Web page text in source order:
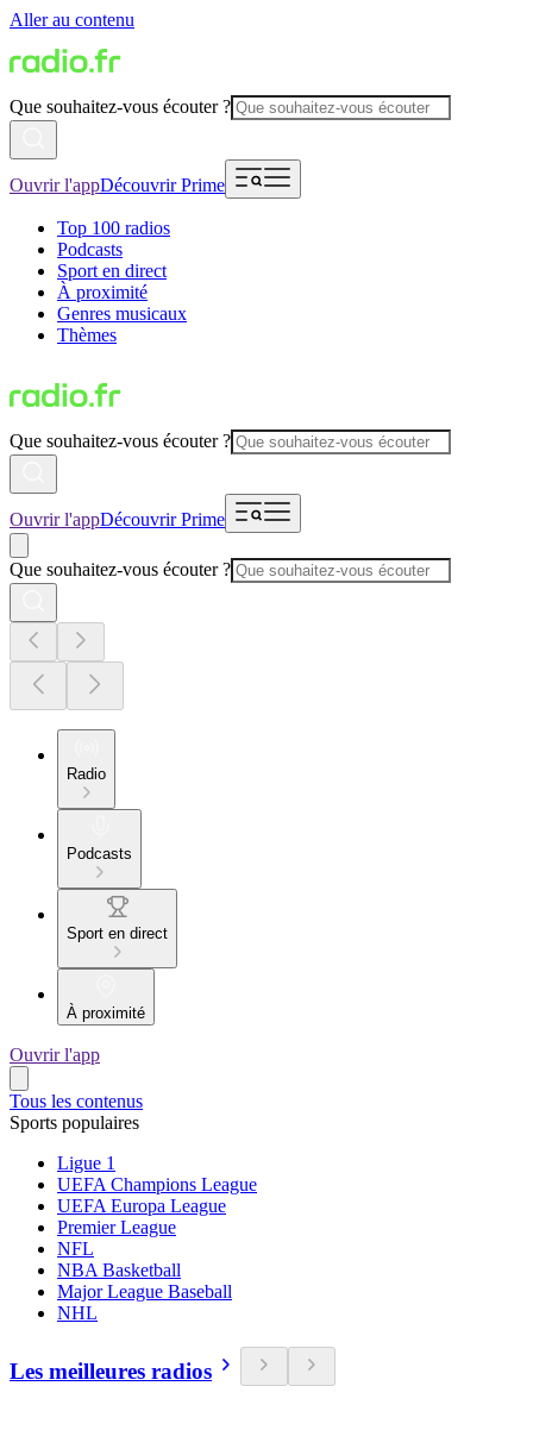
Aller au contenu
Que souhaitez-vous écouter ?
Ouvrir l'appDécouvrir Prime
Top 100 radios
Podcasts
Sport en direct
À proximité
Genres musicaux
Thèmes
Que souhaitez-vous écouter ?
Ouvrir l'appDécouvrir Prime
Que souhaitez-vous écouter ?
Radio
Podcasts
Sport en direct
À proximité
Ouvrir l'app
Tous les contenus
Sports populaires
Ligue 1
UEFA Champions League
UEFA Europa League
Premier League
NFL
NBA Basketball
Major League Baseball
NHL
Les meilleures radios